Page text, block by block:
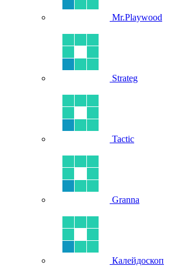
Mr.Playwood
Strateg
Tactic
Granna
Калейдоскоп